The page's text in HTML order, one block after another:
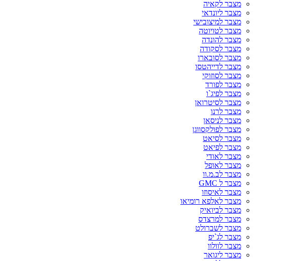
מצבר לקאיה
מצבר ליונדאי
מצבר למיצובישי
מצבר לטויוטה
מצבר להונדה
מצבר לסקודה
מצבר לסובארו
מצבר לדייהטסו
מצבר לסוזוקי
מצבר לפורד
מצבר לפיג`ו
מצבר לסיטרואן
מצבר לרנו
מצבר לניסאן
מצבר לפולקסווגן
מצבר לסיאט
מצבר לפיאט
מצבר לאודי
מצבר לאופל
מצבר לב.מ.וו
מצבר ל GMC
מצבר לאיסוזו
מצבר לאלפא רומיאו
מצבר לביואיק
מצבר למרצדס
מצבר לשברולט
מצבר לג`יפ
מצבר לוולוו
מצבר ליגואר